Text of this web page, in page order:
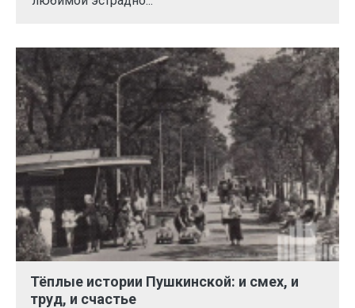
Тёплые истории Пушкинской: и смех, и
труд, и счастье